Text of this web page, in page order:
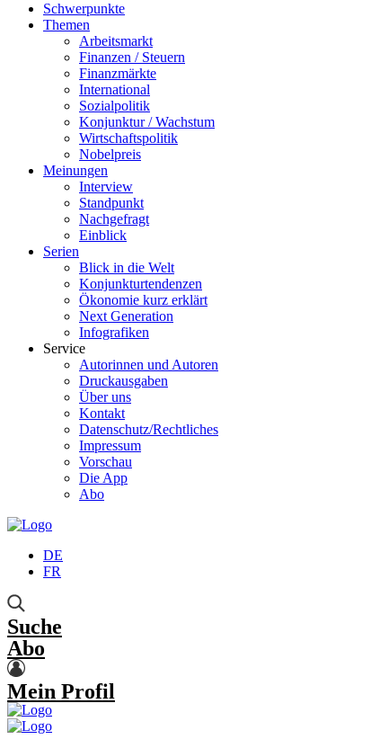
Schwerpunkte
Themen
Arbeitsmarkt
Finanzen / Steuern
Finanzmärkte
International
Sozialpolitik
Konjunktur / Wachstum
Wirtschaftspolitik
Nobelpreis
Meinungen
Interview
Standpunkt
Nachgefragt
Einblick
Serien
Blick in die Welt
Konjunkturtendenzen
Ökonomie kurz erklärt
Next Generation
Infografiken
Service
Autorinnen und Autoren
Druckausgaben
Über uns
Kontakt
Datenschutz/Rechtliches
Impressum
Vorschau
Die App
Abo
DE
FR
Suche
Abo
Mein Profil